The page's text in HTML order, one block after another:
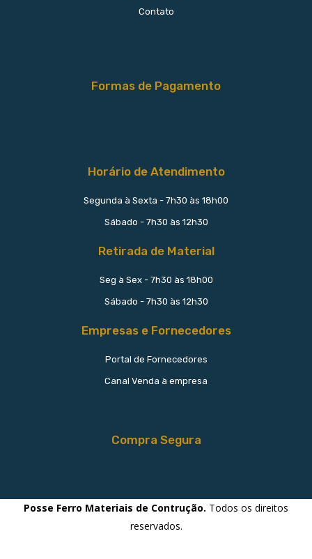
Contato
Formas de Pagamento
Horário de Atendimento
Segunda à Sexta - 7h30 às 18h00
Sábado - 7h30 às 12h30
Retirada de Material
Seg à Sex - 7h30 às 18h00
Sábado - 7h30 às 12h30
Empresas e Fornecedores
Portal de Fornecedores
Canal Venda à empresa
Compra Segura
Posse Ferro Materiais de Contrução. Todos os direitos
reservados.